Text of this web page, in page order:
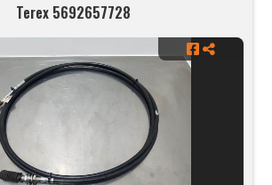
Terex 5692657728